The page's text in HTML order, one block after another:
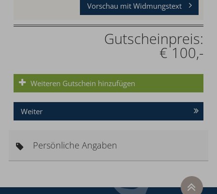
Vorschau mit Widmungstext
Gutscheinpreis:
€ 100,-
Weiteren Gutschein hinzufügen
Weiter
Persönliche Angaben